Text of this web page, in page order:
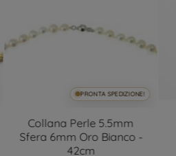
PRONTA SPEDIZIONE!
Collana Perle 5.5mm
Sfera 6mm Oro Bianco -
42cm